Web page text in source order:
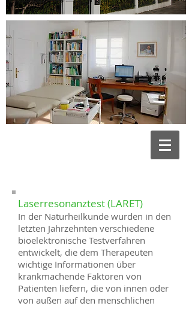
Laserresonanztest (LARET)
In der Naturheilkunde wurden in den
letzten Jahrzehnten verschiedene
bioelektronische Testverfahren
entwickelt, die dem Therapeuten
wichtige Informationen über
krankmachende Faktoren von
Patienten liefern, die von innen oder
von außen auf den menschlichen